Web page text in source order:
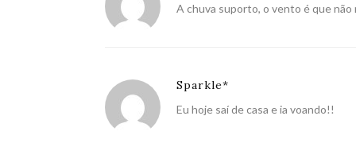
A chuva suporto, o vento é que não
Sparkle*
Eu hoje saí de casa e ia voando!!